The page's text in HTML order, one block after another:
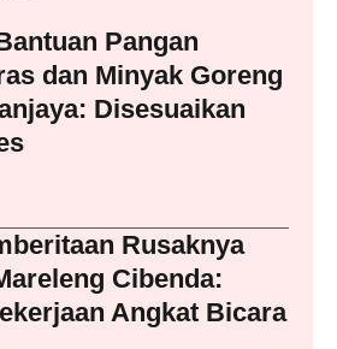
Pangan
dan Minyak Goreng
Disesuaikan
Rusaknya
Cibenda:
Angkat Bicara